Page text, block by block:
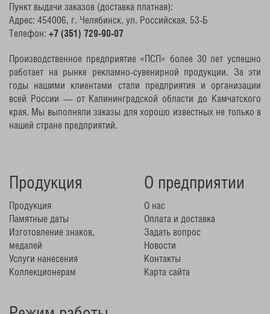
Пункт выдачи заказов (доставка платная):
Адрес: 454006, г. Челябинск, ул. Российская, 53-Б
Телефон: +7 (351) 729-90-07
Производственное предприятие «ПСП» более 30 лет успешно
работает на рынке рекламно-сувенирной продукции. За эти
годы нашими клиентами стали предприятия и организации
всей России — от Калининградской области до Камчатского
края. Мы выполняли заказы для хорошо известных не только в
нашей стране предприятий.
Продукция
Продукция
Памятные даты
Изготовление знаков,
медалей
Услуги нанесения
Коллекционерам
О предприятии
О нас
Оплата и доставка
Задать вопрос
Новости
Контакты
Карта сайта